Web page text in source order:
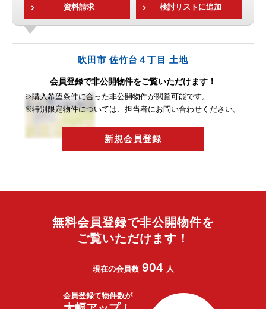
資料請求 検討リストに追加
吹田市 佐竹台４丁目 土地
会員登録で非公開物件をご覧いただけます！
※購入希望条件に合った非公開物件が閲覧可能です。
※特別限定物件については、担当者にお問い合わせください。
新規会員登録
無料会員登録で非公開物件を
ご覧いただけます！
現在の会員数 904 人
会員登録で物件数が